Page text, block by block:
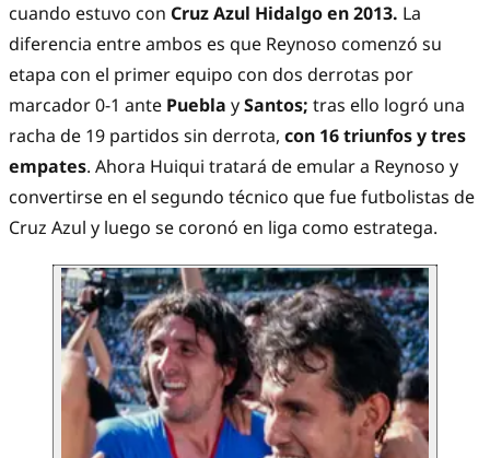
cuando estuvo con Cruz Azul Hidalgo en 2013. La
diferencia entre ambos es que Reynoso comenzó su
etapa con el primer equipo con dos derrotas por
marcador 0-1 ante Puebla ySantos; tras ello logró una
racha de 19 partidos sin derrota, con 16 triunfos y tres
empates. Ahora Huiqui tratará de emular a Reynoso y
convertirse en el segundo técnico que fue futbolistas de
Cruz Azul y luego se coronó en liga como estratega.